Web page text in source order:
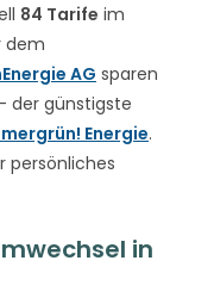
84 Tarife im
dem
AG sparen
der günstigste
Energie.
persönliches
in